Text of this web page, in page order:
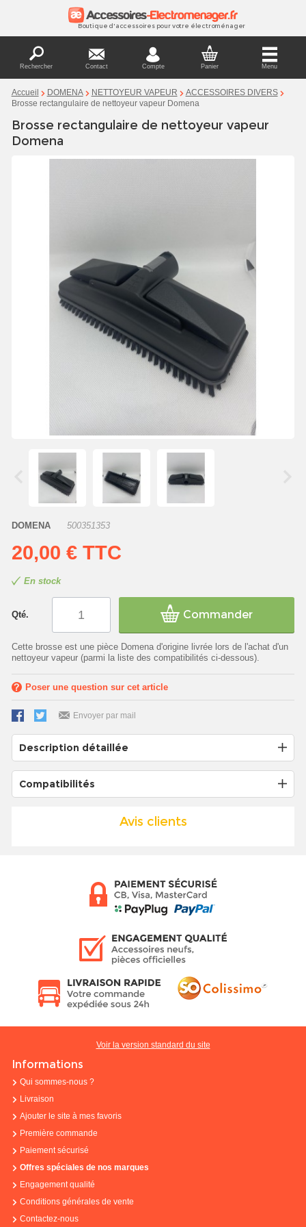
Boutique d'accessoires pour votre électroménager
Rechercher Contact Compte Panier Menu
Accueil DOMENA NETTOYEUR VAPEUR
ACCESSOIRES DIVERS
Brosse rectangulaire de nettoyeur vapeur Domena
Brosse rectangulaire de nettoyeur vapeur
Domena
DOMENA 500351353
20,00 € TTC
En stock
Qté. Commander
Cette brosse est une pièce Domena d'origine livrée lors de l'achat d'un
nettoyeur vapeur (parmi la liste des compatibilités ci-dessous).
Poser une question sur cet article
Envoyer par mail
Description détaillée
Compatibilités
Avis clients
Voir la version standard du site
Informations
Qui sommes-nous ?
Livraison
Ajouter le site à mes favoris
Première commande
Paiement sécurisé
Offres spéciales de nos marques
Engagement qualité
Conditions générales de vente
Contactez-nous